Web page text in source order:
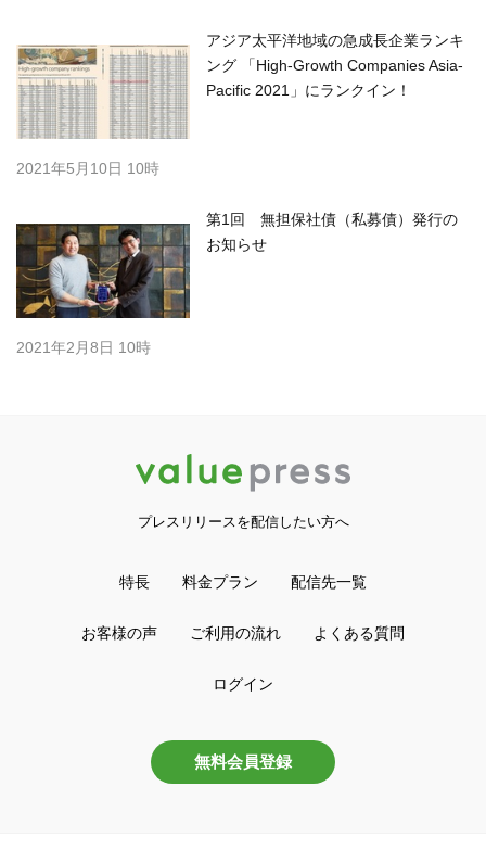
アジア太平洋地域の急成長企業ランキ
ング 「High-Growth Companies Asia-
Pacific 2021」にランクイン！
2021年5月10日 10時
第1回 無担保社債（私募債）発行の
お知らせ
2021年2月8日 10時
プレスリリースを配信したい方へ
特長 料金プラン 配信先一覧
お客様の声 ご利用の流れ よくある質問
ログイン
無料会員登録